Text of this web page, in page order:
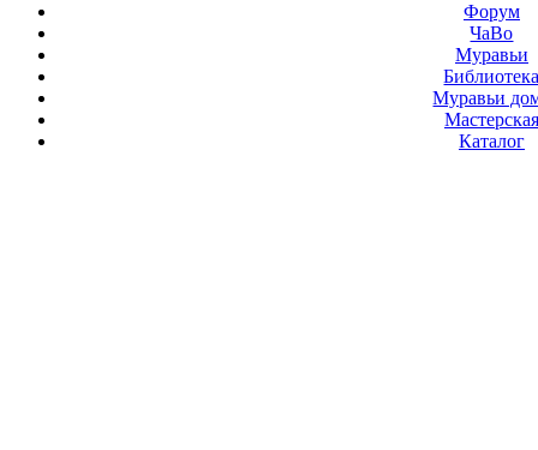
Форум
ЧаВо
Муравьи
Муравьи
Мастерская
Каталог